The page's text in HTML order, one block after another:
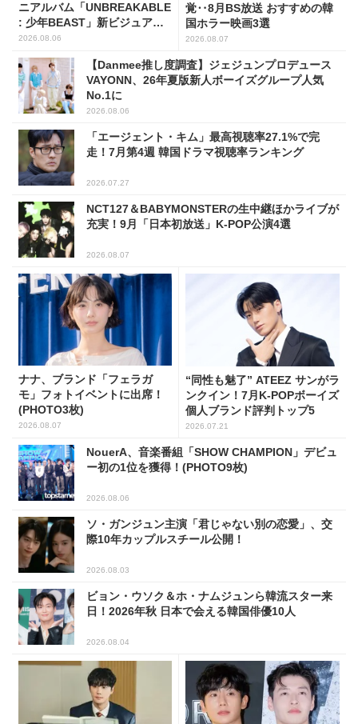
ニアルバム「UNBREAKABLE
: 少年BEAST」新ビジュアル
解禁！
2026.08.06
覚‥8月BS放送 おすすめの韓
国ホラー映画3選
2026.08.07
【Danmee推し度調査】ジェジュンプロデュース
VAYONN、26年夏版新人ボーイズグループ人気
No.1に
2026.08.06
「エージェント・キム」最高視聴率27.1%で完
走！7月第4週 韓国ドラマ視聴率ランキング
2026.07.27
NCT127＆BABYMONSTERの生中継ほかライブが
充実！9月「日本初放送」K-POP公演4選
2026.08.07
ナナ、ブランド「フェラガ
モ」フォトイベントに出席！
(PHOTO3枚)
2026.08.07
“同性も魅了” ATEEZ サンがラ
ンクイン！7月K-POPボーイズ
個人ブランド評判トップ5
2026.07.21
NouerA、音楽番組「SHOW CHAMPION」デビュ
ー初の1位を獲得！(PHOTO9枚)
2026.08.06
ソ・ガンジュン主演「君じゃない別の恋愛」、交
際10年カップルスチール公開！
2026.08.03
ビョン・ウソク＆ホ・ナムジュンら韓流スター来
日！2026年秋 日本で会える韓国俳優10人
2026.08.04